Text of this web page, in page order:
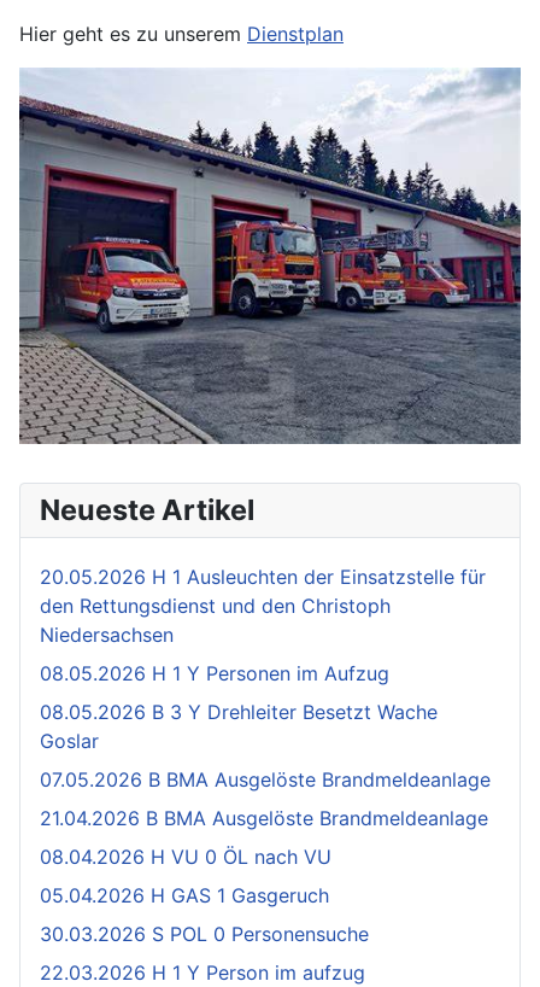
Hier geht es zu unserem Dienstplan
Neueste Artikel
20.05.2026 H 1 Ausleuchten der Einsatzstelle für
den Rettungsdienst und den Christoph
Niedersachsen
08.05.2026 H 1 Y Personen im Aufzug
08.05.2026 B 3 Y Drehleiter Besetzt Wache
Goslar
07.05.2026 B BMA Ausgelöste Brandmeldeanlage
21.04.2026 B BMA Ausgelöste Brandmeldeanlage
08.04.2026 H VU 0 ÖL nach VU
05.04.2026 H GAS 1 Gasgeruch
30.03.2026 S POL 0 Personensuche
22.03.2026 H 1 Y Person im aufzug